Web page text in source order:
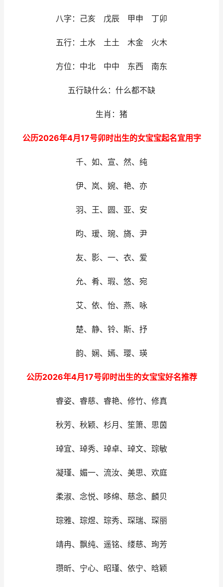
八字：己亥 戊辰 甲申 丁卯
五行：土水 土土 木金 火木
方位：中北 中中 东西 南东
五行缺什么：什么都不缺
生肖：猪
公历2026年4月17号卯时出生的女宝宝起名宜用字
千、如、宣、然、纯
伊、岚、婉、艳、亦
羽、王、圆、亚、安
昀、瑷、琬、旖、尹
友、影、一、衣、爱
允、肴、瑕、悠、宛
艾、依、怡、燕、咏
楚、静、铃、斯、抒
韵、娴、嫣、璎、瑛
公历2026年4月17号卯时出生的女宝宝好名推荐
睿姿、睿慈、睿艳、修竹、修真
秋芳、秋颖、杉月、笙箫、思茵
琸宜、琸秀、琸卓、琸文、琮敏
凝瑾、媚一、流汝、美思、欢庭
柔淑、念悦、哆绵、慈念、麟贝
琮雅、琮煜、琮秀、琛瑞、琛丽
靖冉、飘纯、遥铭、缕慈、珣芳
瓒昕、宁心、昭瑾、依宁、晗颖